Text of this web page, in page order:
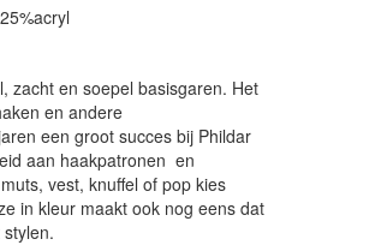
zacht en soepel basisgaren. Het
en andere
een groot succes bij Phildar
aan haakpatronen en
vest, knuffel of pop kies
in kleur maakt ook nog eens dat